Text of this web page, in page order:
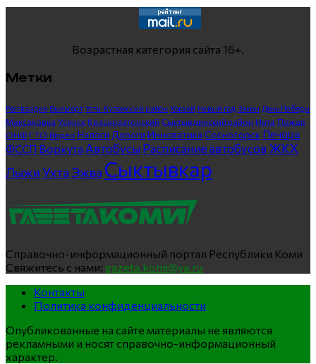
Возрастная категория сайта 16+.
Метки
Росгвардия Выльгорт Усть-Куломский район Хоккей Новый год Закон День Победы
Максаковка Усинск Краснозатонский Сыктывдинский район Инта Пожар
ОНФ ГТО Видео Налоги Дороги Инноватика Сосногорск Печора
ФССП Воркута Автобусы Расписание автобусов ЖКХ
ЛыжиУхта Эжва Сыктывкар
Справочно-информационный портал Республики Коми
Свяжитесь с нами: gazeta.komi@ya.ru
Контакты
Политика конфиденциальности
Опубликованные на сайте материалы не являются
рекламными и носят справочно-информационный
характер.